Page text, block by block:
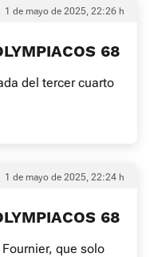
1 de mayo de 2025, 22:26 h
68
del tercer cuarto
1 de mayo de 2025, 22:24 h
68
que solo